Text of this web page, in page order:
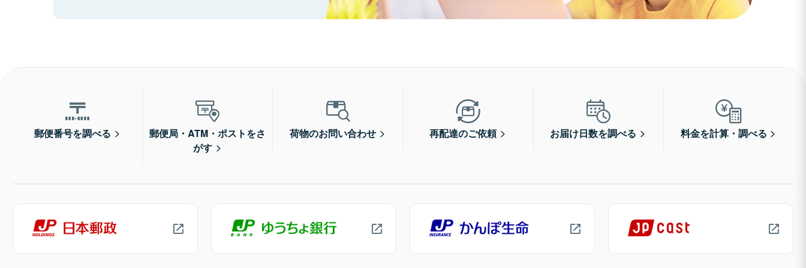
郵便番号を調べる
郵便局・ATM・ポストをさ
がす
荷物のお問い合わせ 再配達のご依頼 お届け日数を調べる 料金を計算・調べる